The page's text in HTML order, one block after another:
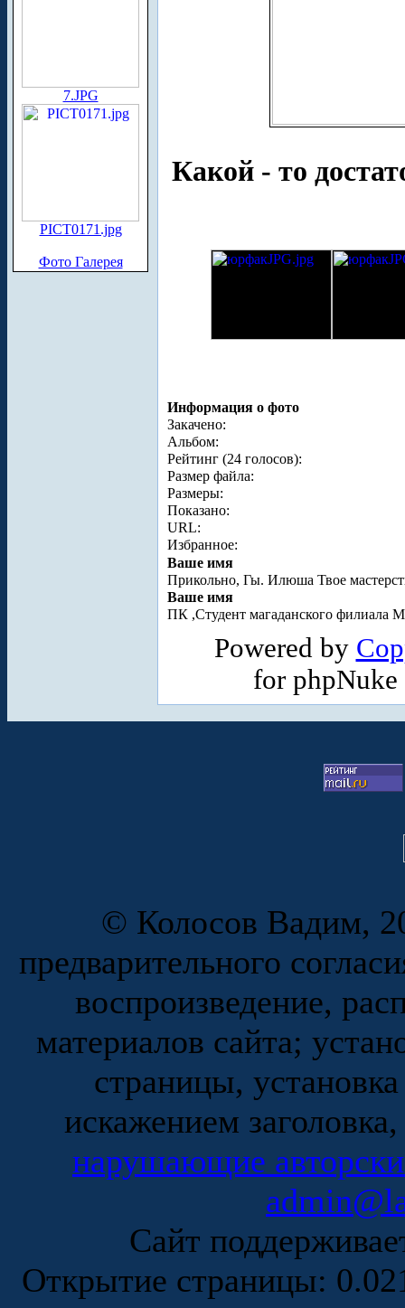
7.JPG
PICT0171.jpg
Фото Галерея
Какой - то
Информация о фото
Закачено:
Альбом:
Рейтинг (24 голосов):
Размер файла:
Размеры:
Показано:
URL:
Избранное:
Ваше имя
Прикольно, Гы. Илюша Твое
Ваше имя
ПК ,Студент магаданского филиала
Powered by
for
© Колосов Вадим,
предварительного
воспроизведение,
материалов сайта;
страницы,
искажением
нарушающие
Сайт
Открытие страницы: